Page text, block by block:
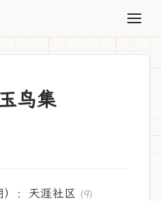
鸟集
：天涯社区 (9)